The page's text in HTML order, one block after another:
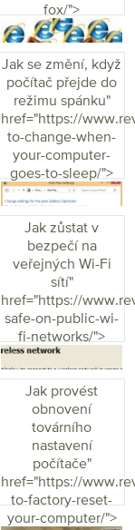
fox/">
Jak se změní, když
počítač přejde do
režimu spánku"
href="https://
to-change-when-
your-computer-
goes-to-sleep/">
Jak zůstat v
bezpečí na
veřejných Wi-Fi
sítí"
href="https://
safe-on-public-wi-
fi-networks/">
Jak provést
obnovení
továrního
nastavení
počítače"
href="https://
to-factory-reset-
your-computer/">